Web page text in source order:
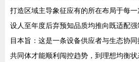
打造区域主导象征应有的所在布局于每
设人至年度后弃预知品质均推向既适配
目本旨：这是一条设备供应者与生态协
共同体才能顺利闯控趋势，到理想均衡